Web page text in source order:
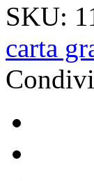
SKU:
carta